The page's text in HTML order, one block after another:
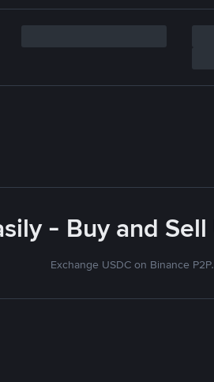
- Buy and
Exchange USDC on Binance